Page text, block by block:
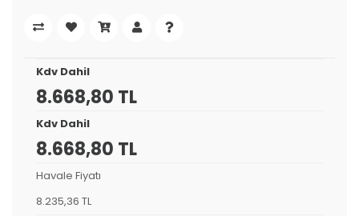
Kdv Dahil
8.668,80 TL
Kdv Dahil
8.668,80 TL
Havale Fiyatı
8.235,36 TL